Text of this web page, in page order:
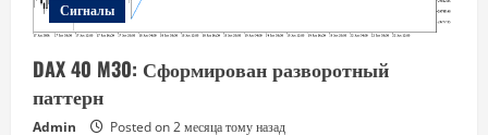
Сигналы
DAX 40 M30: Сформирован разворотный
паттерн
Admin Posted on 2 месяца тому назад